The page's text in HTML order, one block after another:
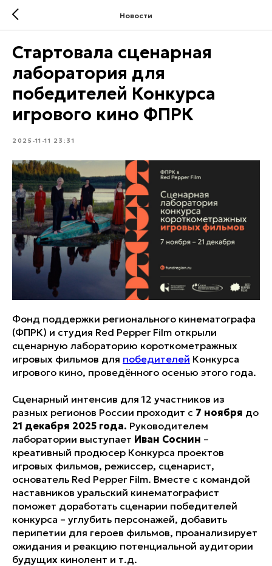
Новости
Стартовала сценарная
лаборатория для
победителей Конкурса
игрового кино ФПРК
2025-11-11 23:31
Фонд поддержки регионального кинематографа
(ФПРК) и студия Red Pepper Film открыли
сценарную лабораторию короткометражных
игровых фильмов для победителей Конкурса
игрового кино, проведённого осенью этого года.
Сценарный интенсив для 12 участников из
разных регионов России проходит с 7 ноября до
21 декабря 2025 года. Руководителем
лаборатории выступает Иван Соснин –
креативный продюсер Конкурса проектов
игровых фильмов, режиссер, сценарист,
основатель Red Pepper Film. Вместе с командой
наставников уральский кинематографист
поможет доработать сценарии победителей
конкурса – углубить персонажей, добавить
перипетии для героев фильмов, проанализирует
ожидания и реакцию потенциальной аудитории
будущих кинолент и т.д.